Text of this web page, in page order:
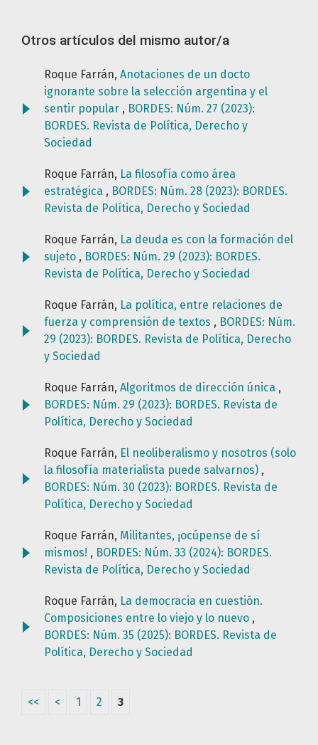
Otros artículos del mismo autor/a
Roque Farrán, Anotaciones de un docto
ignorante sobre la selección argentina y el
sentir popular , BORDES: Núm. 27 (2023):
BORDES. Revista de Política, Derecho y
Sociedad
Roque Farrán, La filosofía como área
estratégica , BORDES: Núm. 28 (2023): BORDES.
Revista de Política, Derecho y Sociedad
Roque Farrán, La deuda es con la formación del
sujeto , BORDES: Núm. 29 (2023): BORDES.
Revista de Política, Derecho y Sociedad
Roque Farrán, La política, entre relaciones de
fuerza y comprensión de textos , BORDES: Núm.
29 (2023): BORDES. Revista de Política, Derecho
y Sociedad
Roque Farrán, Algoritmos de dirección única ,
BORDES: Núm. 29 (2023): BORDES. Revista de
Política, Derecho y Sociedad
Roque Farrán, El neoliberalismo y nosotros (solo
la filosofía materialista puede salvarnos) ,
BORDES: Núm. 30 (2023): BORDES. Revista de
Política, Derecho y Sociedad
Roque Farrán, Militantes, ¡ocúpense de sí
mismos! , BORDES: Núm. 33 (2024): BORDES.
Revista de Política, Derecho y Sociedad
Roque Farrán, La democracia en cuestión.
Composiciones entre lo viejo y lo nuevo ,
BORDES: Núm. 35 (2025): BORDES. Revista de
Política, Derecho y Sociedad
<< < 1 2 3